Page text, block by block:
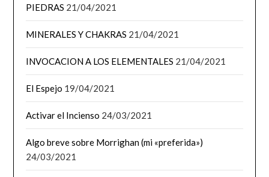
PIEDRAS 21/04/2021
MINERALES Y CHAKRAS 21/04/2021
INVOCACION A LOS ELEMENTALES 21/04/2021
El Espejo 19/04/2021
Activar el Incienso 24/03/2021
Algo breve sobre Morrighan (mi «preferida»)
24/03/2021